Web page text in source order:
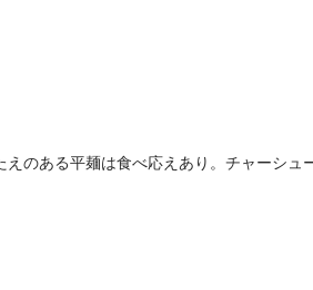
のある平麺は食べ応えあり。チャーシュ